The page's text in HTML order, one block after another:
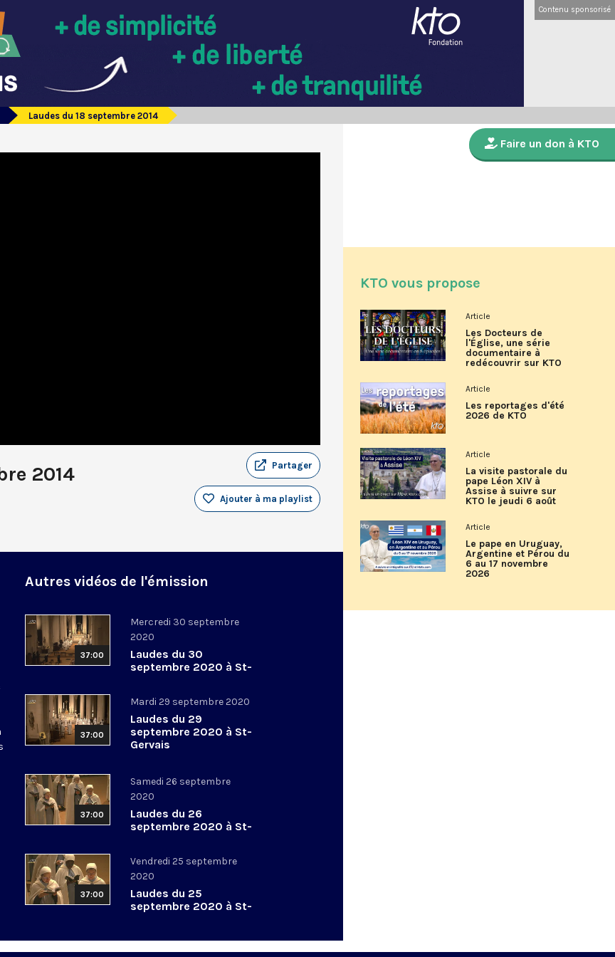
Contenu sponsorisé
Laudes du 18 septembre 2014
2014 Partager
Ajouter à ma playlist
Autres vidéos de l'émission
37:00
Mercredi 30 septembre
2020
Laudes du 30
septembre 2020 à St-
37:00
Mardi 29 septembre 2020
Laudes du 29
septembre 2020 à St-
Gervais
37:00
Samedi 26 septembre
2020
Laudes du 26
septembre 2020 à St-
37:00
Vendredi 25 septembre
2020
Laudes du 25
septembre 2020 à St-
Faire un don à KTO
KTO vous propose
Article
Les Docteurs de
l'Église, une série
documentaire à
redécouvrir sur KTO
Article
Les reportages d'été
2026 de KTO
Article
La visite pastorale du
pape Léon XIV à
Assise à suivre sur
KTO le jeudi 6 août
Article
Le pape en Uruguay,
Argentine et Pérou du
6 au 17 novembre
2026